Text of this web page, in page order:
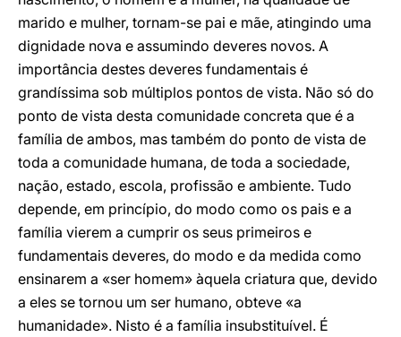
marido e mulher, tornam-se pai e mãe, atingindo uma
dignidade nova e assumindo deveres novos. A
importância destes deveres fundamentais é
grandíssima sob múltiplos pontos de vista. Não só do
ponto de vista desta comunidade concreta que é a
família de ambos, mas também do ponto de vista de
toda a comunidade humana, de toda a sociedade,
nação, estado, escola, profissão e ambiente. Tudo
depende, em princípio, do modo como os pais e a
família vierem a cumprir os seus primeiros e
fundamentais deveres, do modo e da medida como
ensinarem a «ser homem» àquela criatura que, devido
a eles se tornou um ser humano, obteve «a
humanidade». Nisto é a família insubstituível. É